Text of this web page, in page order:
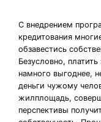
С внедрением
кредитования
обзавестись
Безусловно,
намного выгоднее,
деньги чужому
жилплощадь,
перспективы